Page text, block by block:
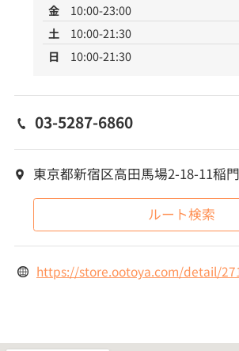
金
10:00-23:00
土
10:00-21:30
日
10:00-21:30
03-5287-6860
東京都新宿区高田馬場2-18-11稲
ルート検索
https://store.ootoya.com/detail/